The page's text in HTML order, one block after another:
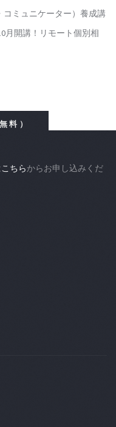
コミュニケーター）養成講
月開講！リモート個別相
料）
こちらからお申し込みくだ